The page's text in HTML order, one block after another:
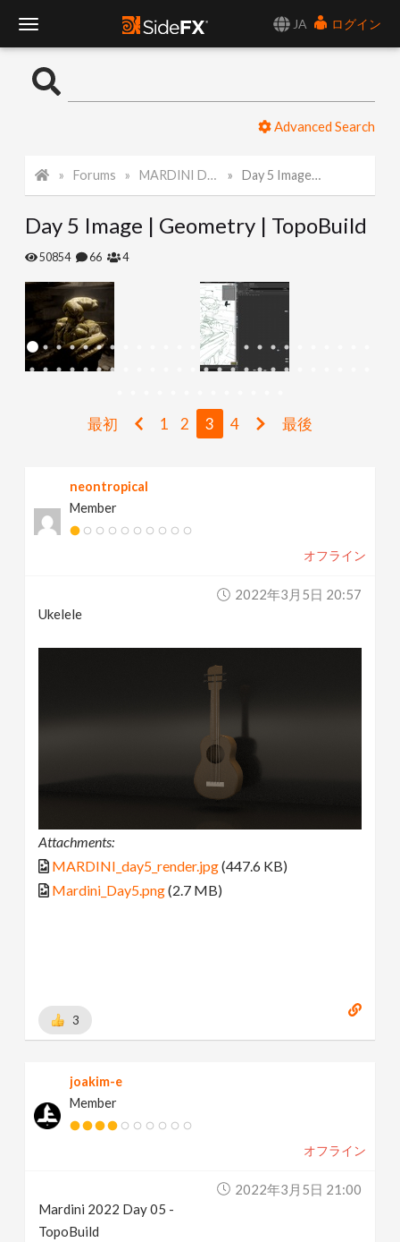
JA
ログイン
o
l
N
a
Advanced Search
Forums MARDINI Daily Art Challenge 2022 Day 5 Image | Geometry | TopoBuild
Day 5 Image | Geometry | TopoBuild
50854 66 4
最初 1 2 3 4 最後
neontropical
Member
オフライン
2022年3月5日 20:57
Ukelele
Attachments:
MARDINI_day5_render.jpg(447.6 KB)
Mardini_Day5.png(2.7 MB)
3
joakim-e
Member
オフライン
2022年3月5日 21:00
Mardini 2022 Day 05 -
TopoBuild